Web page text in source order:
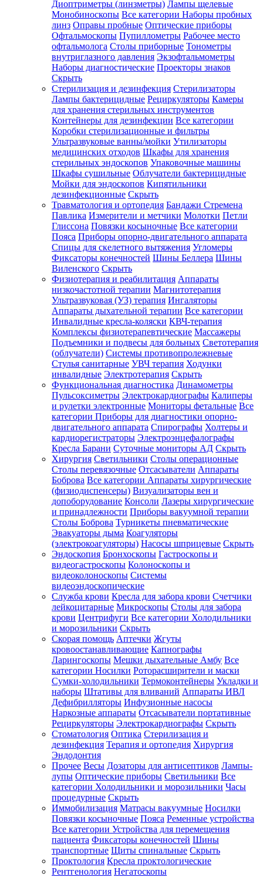
Диоптриметры (линзметры) Лампы щелевые
Монобиноскопы Все категории Наборы пробных
линз Оправы пробные Оптические приборы
Офтальмоскопы Пупиллометры Рабочее место
офтальмолога Столы приборные Тонометры
внутриглазного давления Экзофтальмометры
Наборы диагностические Проекторы знаков
Скрыть
Стерилизация и дезинфекция Стерилизаторы
Лампы бактерицидные Рециркуляторы Камеры
для хранения стерильных инструментов
Контейнеры для дезинфекции Все категории
Коробки стерилизационные и фильтры
Ультразвуковые ванны/мойки Утилизаторы
медицинских отходов Шкафы для хранения
стерильных эндоскопов Упаковочные машины
Шкафы сушильные Облучатели бактерицидные
Мойки для эндоскопов Кипятильники
дезинфекционные Скрыть
Травматология и ортопедия Бандажи Стремена
Павлика Измерители и метчики Молотки Петли
Глиссона Повязки косыночные Все категории
Пояса Приборы опорно-двигательного аппарата
Спицы для скелетного вытяжения Угломеры
Фиксаторы конечностей Шины Беллера Шины
Виленского Скрыть
Физиотерапия и реабилитация Аппараты
низкочастотной терапии Магнитотерапия
Ультразвуковая (УЗ) терапия Ингаляторы
Аппараты дыхательной терапии Все категории
Инвалидные кресла-коляски КВЧ-терапия
Комплексы физиотерапевтические Массажеры
Подъемники и подвесы для больных Светотерапия
(облучатели) Системы противопролежневые
Стулья санитарные УВЧ терапия Ходунки
инвалидные Электротерапия Скрыть
Функциональная диагностика Динамометры
Пульсоксиметры Электрокардиографы Калиперы
и рулетки электронные Мониторы фетальные Все
категории Приборы для диагностики опорно-
двигательного аппарата Спирографы Холтеры и
кардиорегистраторы Электроэнцефалографы
Кресла Барани Суточные мониторы АД Скрыть
Хирургия Светильники Столы операционные
Столы перевязочные Отсасыватели Аппараты
Боброва Все категории Аппараты хирургические
(физиодиспенсеры) Визуализаторы вен и
допоборудование Консоли Лазеры хирургические
и принадлежности Приборы вакуумной терапии
Столы Боброва Турникеты пневматические
Эвакуаторы дыма Коагуляторы
(электрокоагуляторы) Насосы шприцевые Скрыть
Эндоскопия Бронхоскопы Гастроскопы и
видеогастроскопы Колоноскопы и
видеоколоноскопы Системы
видеоэндоскопические
Служба крови Кресла для забора крови Счетчики
лейкоцитарные Микроскопы Столы для забора
крови Центрифуги Все категории Холодильники
и морозильники Скрыть
Скорая помощь Аптечки Жгуты
кровоостанавливающие Капнографы
Ларингоскопы Мешки дыхательные Амбу Все
категории Носилки Роторасширители и маски
Сумки-холодильники Термоконтейнеры Укладки и
наборы Штативы для вливаний Аппараты ИВЛ
Дефибрилляторы Инфузионные насосы
Наркозные аппараты Отсасыватели портативные
Рециркуляторы Электрокардиографы Скрыть
Стоматология Оптика Стерилизация и
дезинфекция Терапия и ортопедия Хирургия
Эндодонтия
Прочее Весы Дозаторы для антисептиков Лампы-
лупы Оптические приборы Светильники Все
категории Холодильники и морозильники Часы
процедурные Скрыть
Иммобилизация Матрасы вакуумные Носилки
Повязки косыночные Пояса Ременные устройства
Все категории Устройства для перемещения
пациента Фиксаторы конечностей Шины
транспортные Щиты спинальные Скрыть
Проктология Кресла проктологические
Рентгенология Негатоскопы